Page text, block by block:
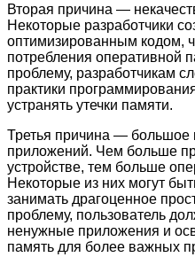
Вторая причина —
Некоторые разработчики
оптимизированным кодом,
потребления оперативной
проблему, разработчикам
практики
устранять утечки памяти.
Третья причина — большое
приложений. Чем больше
устройстве, тем больше
Некоторые из них могут
занимать драгоценное
проблему, пользователь
ненужные приложения и
память для более важных